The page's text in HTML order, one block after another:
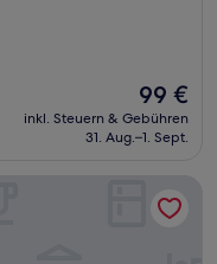
Der
Preis
beträgt
99 €
inkl. Steuern & Gebühren
31. Aug.–1. Sept.